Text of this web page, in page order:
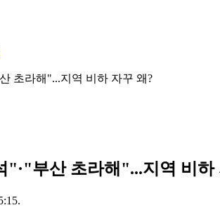
초라해"...지역 비하 자꾸 왜?
"·"부산 초라해"...지역 비하